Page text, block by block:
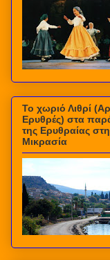
Το χωριό Λιθρί
Ερυθρές) στα
της Ερυθραίας στη
Μικρασία